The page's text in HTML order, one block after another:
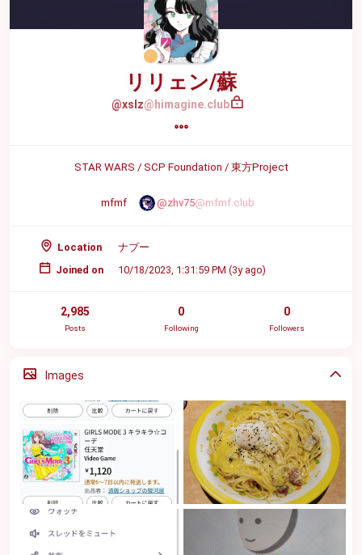
リリェン/蘇
@xslz@himagine.club
STAR WARS / SCP Foundation / 東方Project
mfmf @zhv75@mfmf.club
Location
ナブー
Joined on
10/18/2023, 1:31:59 PM (3y ago)
2,985
Posts
0
Following
0
Followers
Images